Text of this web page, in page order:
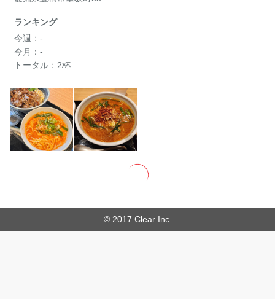
ランキング
今週： -
今月： -
トータル： 2杯
© 2017 Clear Inc.